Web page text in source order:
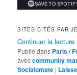
SITES CITÉS PAR
Continuer la lecture
Publié dans Paris /
aveccommunity
Socialomate |